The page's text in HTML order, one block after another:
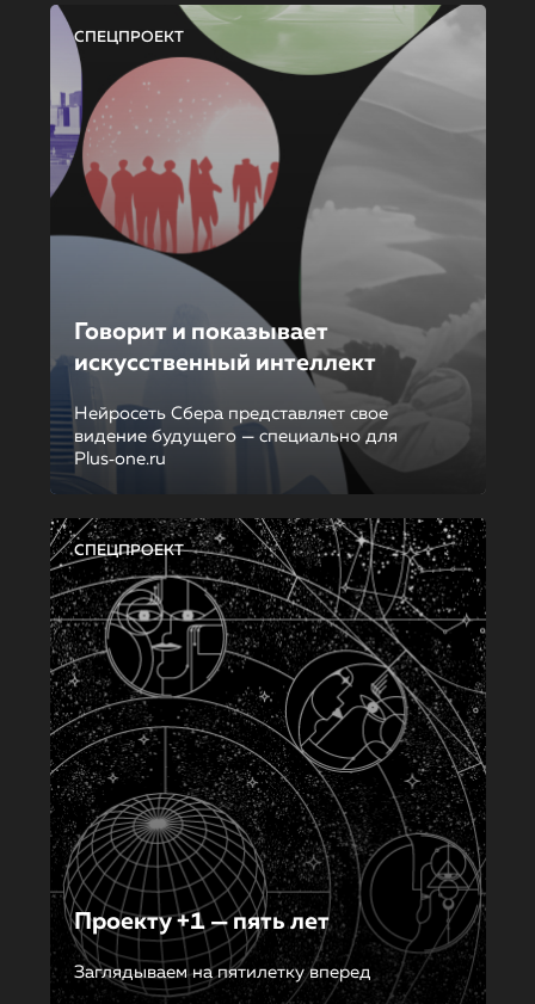
СПЕЦПРОЕКТ
Говорит и показывает
искусственный интеллект
Нейросеть Сбера представляет свое
видение будущего — специально для
Plus‑one.ru
СПЕЦПРОЕКТ
Проекту +1 — пять лет
Заглядываем на пятилетку вперед